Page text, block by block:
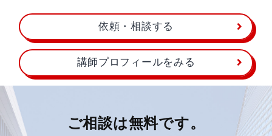
依頼・相談する
講師プロフィールをみる
ご相談は無料です。